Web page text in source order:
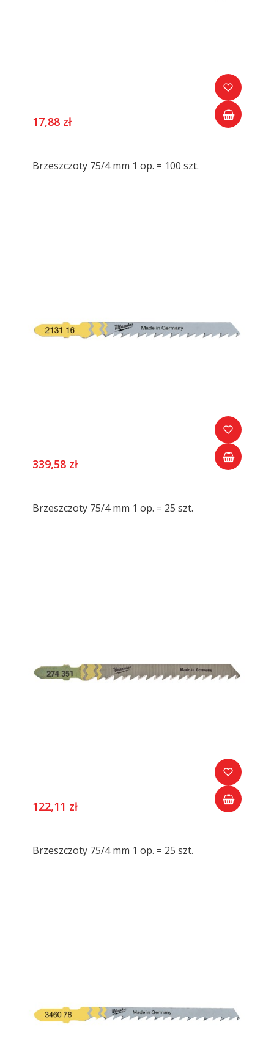
17,88 zł
Brzeszczoty 75/4 mm 1 op. = 100 szt.
339,58 zł
Brzeszczoty 75/4 mm 1 op. = 25 szt.
122,11 zł
Brzeszczoty 75/4 mm 1 op. = 25 szt.